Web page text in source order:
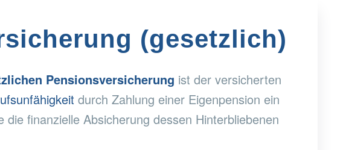
(gesetzlich)
Pensionsversicherung ist der versicherten
durch Zahlung einer Eigenpension ein
die finanzielle Absicherung dessen Hinterbliebenen